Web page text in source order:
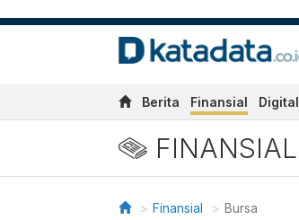
Berita Finansial Digital
FINANSIAL
Finansial Bursa